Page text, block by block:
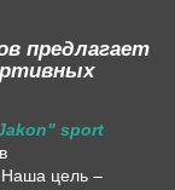
предлагает
sport
Наша цель –